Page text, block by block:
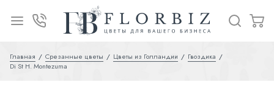
Главная Срезанные цветы Цветы из Голландии
Гвоздика
Di St H. Montezuma